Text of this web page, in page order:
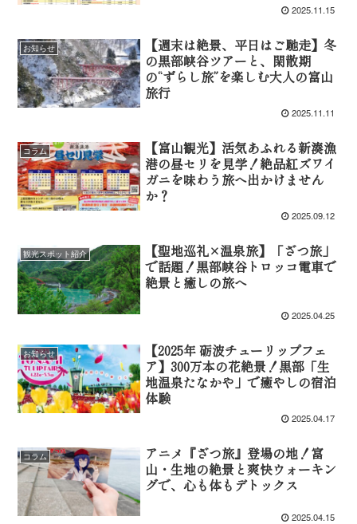
2025.11.15
お知らせ
【週末は絶景、平日はご馳走】冬
の黒部峡谷ツアーと、閑散期
の“ずらし旅”を楽しむ大人の富山
旅行
2025.11.11
コラム
【富山観光】活気あふれる新湊漁
港の昼セリを見学！絶品紅ズワイ
ガニを味わう旅へ出かけません
か？
2025.09.12
観光スポット紹介
【聖地巡礼×温泉旅】「ざつ旅」
で話題！黒部峡谷トロッコ電車で
絶景と癒しの旅へ
2025.04.25
お知らせ
【2025年 砺波チューリップフェ
ア】300万本の花絶景！黒部「生
地温泉たなかや」で癒やしの宿泊
体験
2025.04.17
コラム
アニメ『ざつ旅』登場の地！富
山・生地の絶景と爽快ウォーキン
グで、心も体もデトックス
2025.04.15